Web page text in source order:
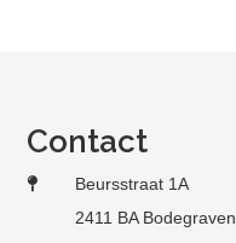
Contact
Beursstraat 1A
2411 BA Bodegraven